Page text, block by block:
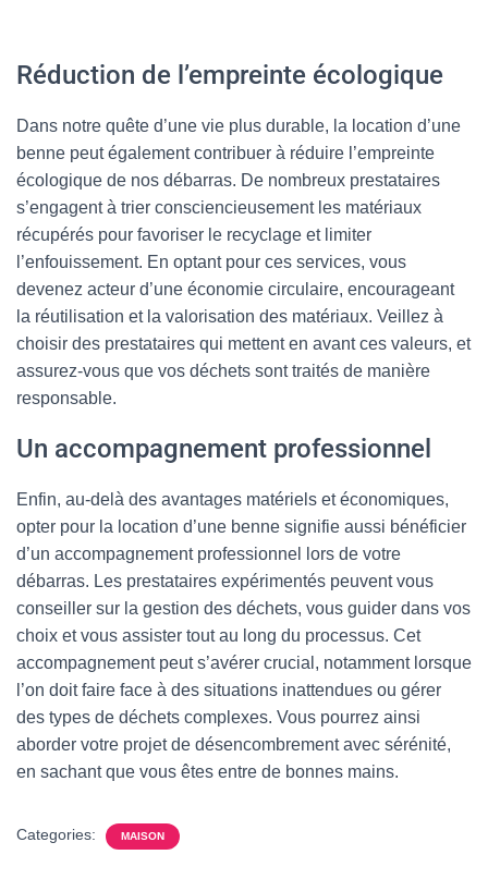
Réduction de l’empreinte écologique
Dans notre quête d’une vie plus durable, la location d’une
benne peut également contribuer à réduire l’empreinte
écologique de nos débarras. De nombreux prestataires
s’engagent à trier consciencieusement les matériaux
récupérés pour favoriser le recyclage et limiter
l’enfouissement. En optant pour ces services, vous
devenez acteur d’une économie circulaire, encourageant
la réutilisation et la valorisation des matériaux. Veillez à
choisir des prestataires qui mettent en avant ces valeurs, et
assurez-vous que vos déchets sont traités de manière
responsable.
Un accompagnement professionnel
Enfin, au-delà des avantages matériels et économiques,
opter pour la location d’une benne signifie aussi bénéficier
d’un accompagnement professionnel lors de votre
débarras. Les prestataires expérimentés peuvent vous
conseiller sur la gestion des déchets, vous guider dans vos
choix et vous assister tout au long du processus. Cet
accompagnement peut s’avérer crucial, notamment lorsque
l’on doit faire face à des situations inattendues ou gérer
des types de déchets complexes. Vous pourrez ainsi
aborder votre projet de désencombrement avec sérénité,
en sachant que vous êtes entre de bonnes mains.
Categories: MAISON